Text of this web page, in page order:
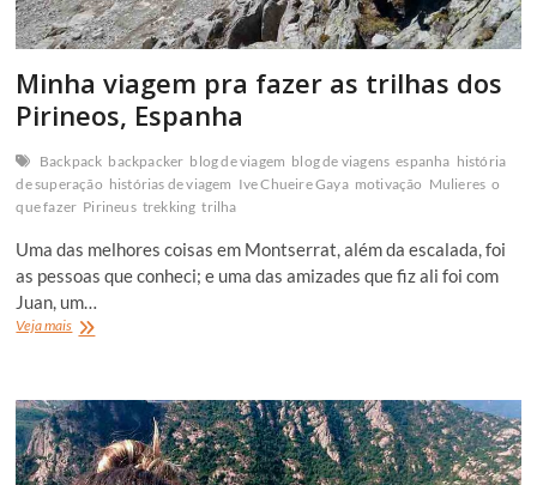
Minha viagem pra fazer as trilhas dos
Pirineos, Espanha
Backpack backpacker blog de viagem blog de viagens espanha história
de superação histórias de viagem Ive Chueire Gaya motivação Mulieres o
que fazer Pirineus trekking trilha
Uma das melhores coisas em Montserrat, além da escalada, foi
as pessoas que conheci; e uma das amizades que fiz ali foi com
Juan, um…
Veja maisMinha
as
trilhas
dos
Pirineos,